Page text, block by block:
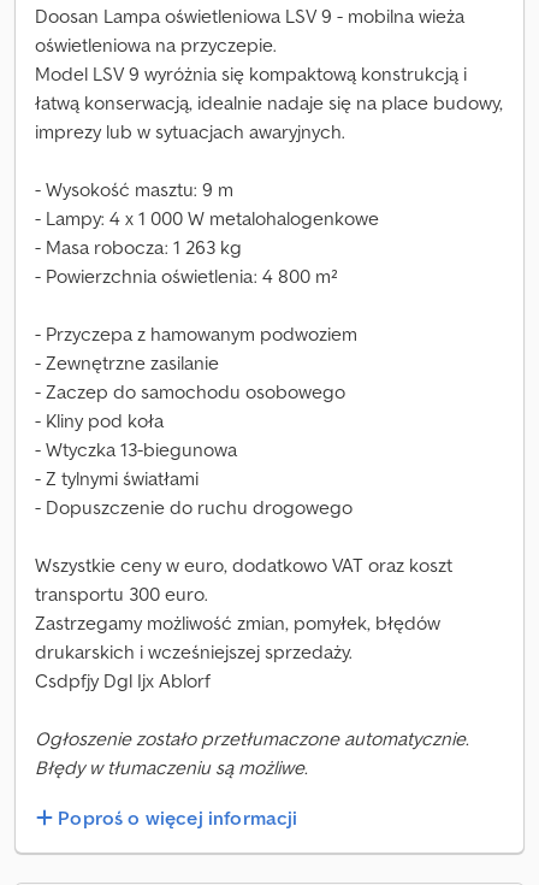
Doosan Lampa oświetleniowa LSV 9 - mobilna wieża
oświetleniowa na przyczepie.
Model LSV 9 wyróżnia się kompaktową konstrukcją i
łatwą konserwacją, idealnie nadaje się na place budowy,
imprezy lub w sytuacjach awaryjnych.
- Wysokość masztu: 9 m
- Lampy: 4 x 1 000 W metalohalogenkowe
- Masa robocza: 1 263 kg
- Powierzchnia oświetlenia: 4 800 m²
- Przyczepa z hamowanym podwoziem
- Zewnętrzne zasilanie
- Zaczep do samochodu osobowego
- Kliny pod koła
- Wtyczka 13-biegunowa
- Z tylnymi światłami
- Dopuszczenie do ruchu drogowego
Wszystkie ceny w euro, dodatkowo VAT oraz koszt
transportu 300 euro.
Zastrzegamy możliwość zmian, pomyłek, błędów
drukarskich i wcześniejszej sprzedaży.
Csdpfjy Dgl Ijx Ablorf
Ogłoszenie zostało przetłumaczone automatycznie.
Błędy w tłumaczeniu są możliwe.
Poproś o więcej informacji